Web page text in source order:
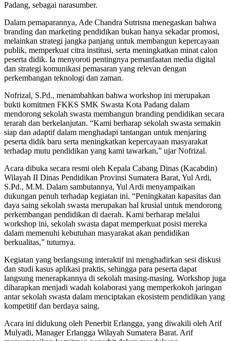
Padang, sebagai narasumber.
Dalam pemaparannya, Ade Chandra Sutrisna menegaskan bahwa
branding dan marketing pendidikan bukan hanya sekadar promosi,
melainkan strategi jangka panjang untuk membangun kepercayaan
publik, memperkuat citra institusi, serta meningkatkan minat calon
peserta didik. Ia menyoroti pentingnya pemanfaatan media digital
dan strategi komunikasi pemasaran yang relevan dengan
perkembangan teknologi dan zaman.
Nofrizal, S.Pd., menambahkan bahwa workshop ini merupakan
bukti komitmen FKKS SMK Swasta Kota Padang dalam
mendorong sekolah swasta membangun branding pendidikan secara
terarah dan berkelanjutan. “Kami berharap sekolah swasta semakin
siap dan adaptif dalam menghadapi tantangan untuk menjaring
peserta didik baru serta meningkatkan kepercayaan masyarakat
terhadap mutu pendidikan yang kami tawarkan,” ujar Nofrizal.
Acara dibuka secara resmi oleh Kepala Cabang Dinas (Kacabdin)
Wilayah II Dinas Pendidikan Provinsi Sumatera Barat, Yul Ardi,
S.Pd., M.M. Dalam sambutannya, Yul Ardi menyampaikan
dukungan penuh terhadap kegiatan ini. “Peningkatan kapasitas dan
daya saing sekolah swasta merupakan hal krusial untuk mendorong
perkembangan pendidikan di daerah. Kami berharap melalui
workshop ini, sekolah swasta dapat memperkuat posisi mereka
dalam memenuhi kebutuhan masyarakat akan pendidikan
berkualitas,” tuturnya.
Kegiatan yang berlangsung interaktif ini menghadirkan sesi diskusi
dan studi kasus aplikasi praktis, sehingga para peserta dapat
langsung menerapkannya di sekolah masing-masing. Workshop juga
diharapkan menjadi wadah kolaborasi yang memperkokoh jaringan
antar sekolah swasta dalam menciptakan ekosistem pendidikan yang
kompetitif dan berdaya saing.
Acara ini didukung oleh Penerbit Erlangga, yang diwakili oleh Arif
Mulyadi, Manager Erlangga Wilayah Sumatera Barat. Arif